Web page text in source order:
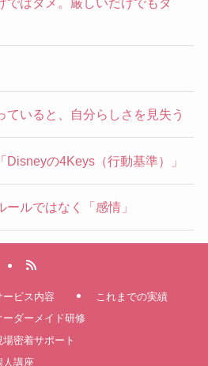
ていると、自分らしさを見失う
の4Keys（行動基準）」
ルではなく「感情」
ービス内容
ーダーメイド研修
場密着サポート
人講座
これまでの実績